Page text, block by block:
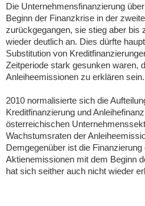
Die Unternehmensfinanzierung
Beginn der Finanzkrise in der
zurückgegangen, sie stieg aber bis
wieder deutlich an. Dies dürfte
Substitution von
Zeitperiode stark gesunken waren,
Anleiheemissionen zu erklären sein.
2010 normalisierte sich die
Kreditfinanzierung und
österreichischen
Wachstumsraten der
Demgegenüber ist die
Aktienemissionen mit dem Beginn
hat sich seither auch nicht wieder